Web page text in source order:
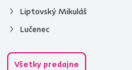
Liptovský Mikuláš
Lučenec
Všetky predajne